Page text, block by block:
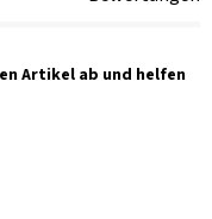
Artikel ab und helfen